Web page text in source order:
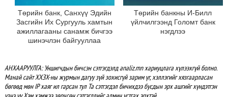
Төрийн банк, Санхүү Эдийн
Засгийн Их Сургууль хамтын
ажиллагааны санамж бичгээ
шинэчлэн байгууллаа
Төрийн банкны И-Билл
үйлчилгээнд Голомт банк
нэгдлээ
АНХААРУУЛГА: Уншигчдын бичсэн сэтгэгдэлд analiz.mn хариуцлага хүлээхгүй болно.
Манай сайт ХХЗХ-ны журмын дагуу зүй зохисгүй зарим үг, хэллэгийг хязгаарласан
бөгөөд мөн IP хаяг ил гарсан тул Та сэтгэгдэл бичихдээ бусдын эрх ашгийг хүндэтгэн